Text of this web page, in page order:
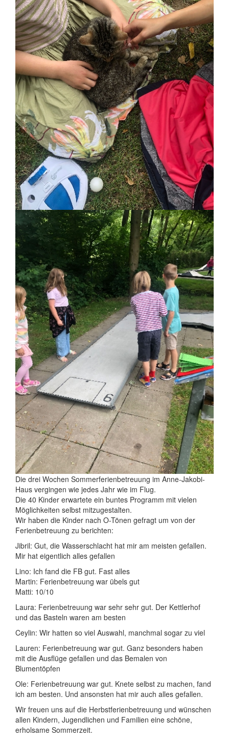
Die drei Wochen Sommerferienbetreuung im Anne-Jakobi-
Haus vergingen wie jedes Jahr wie im Flug.
Die 40 Kinder erwartete ein buntes Programm mit vielen
Möglichkeiten selbst mitzugestalten.
Wir haben die Kinder nach O-Tönen gefragt um von der
Ferienbetreuung zu berichten:
Jibril: Gut, die Wasserschlacht hat mir am meisten gefallen.
Mir hat eigentlich alles gefallen
Lino: Ich fand die FB gut. Fast alles
Martin: Ferienbetreuung war übels gut
Matti: 10/10
Laura: Ferienbetreuung war sehr sehr gut. Der Kettlerhof
und das Basteln waren am besten
Ceylin: Wir hatten so viel Auswahl, manchmal sogar zu viel
Lauren: Ferienbetreuung war gut. Ganz besonders haben
mit die Ausflüge gefallen und das Bemalen von
Blumentöpfen
Ole: Ferienbetreuung war gut. Knete selbst zu machen, fand
ich am besten. Und ansonsten hat mir auch alles gefallen.
Wir freuen uns auf die Herbstferienbetreuung und wünschen
allen Kindern, Jugendlichen und Familien eine schöne,
erholsame Sommerzeit.